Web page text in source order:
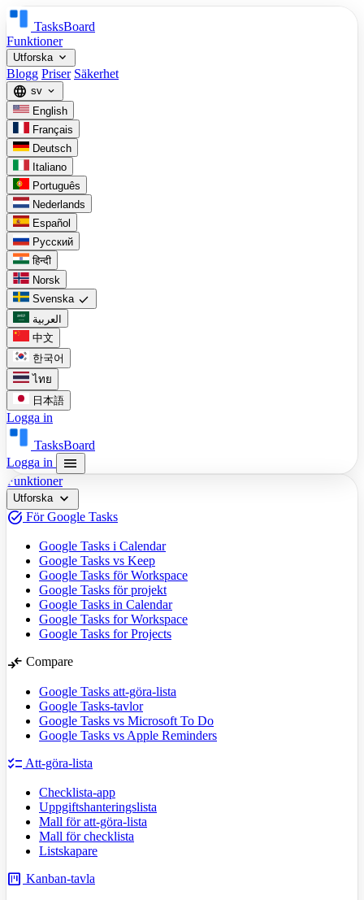
TasksBoard
Funktioner
Utforska expand_more
Blogg Priser Säkerhet
language sv expand_more
English
Français
Deutsch
Italiano
Português
Nederlands
Español
Русский
हिन्दी
Norsk
Svenska check
العربية
中文
한국어
ไทย
日本語
Logga in
TasksBoard
Logga in
menu
Funktioner
Utforska expand_more
task_alt För Google Tasks
Google Tasks i Calendar
Google Tasks vs Keep
Google Tasks för Workspace
Google Tasks för projekt
Google Tasks in Calendar
Google Tasks for Workspace
Google Tasks for Projects
compare_arrows Compare
Google Tasks att-göra-lista
Google Tasks-tavlor
Google Tasks vs Microsoft To Do
Google Tasks vs Apple Reminders
checklist Att-göra-lista
Checklista-app
Uppgiftshanteringslista
Mall för att-göra-lista
Mall för checklista
Listskapare
view_kanban Kanban-tavla